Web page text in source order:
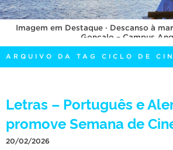
INTERNACIONAL
OUVIDORIA
PORTARIAS
TELEFONES
Imagem em Destaque · Descanso à
Gonçalo – Campus
ARQUIVO DA TAG CICLO DE
Letras – Português e
promove Semana de
20/02/2026